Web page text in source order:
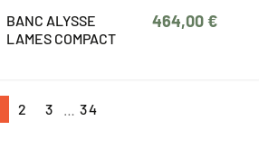
BANC ALYSSE
LAMES COMPACT
464,00 €
2 3 34